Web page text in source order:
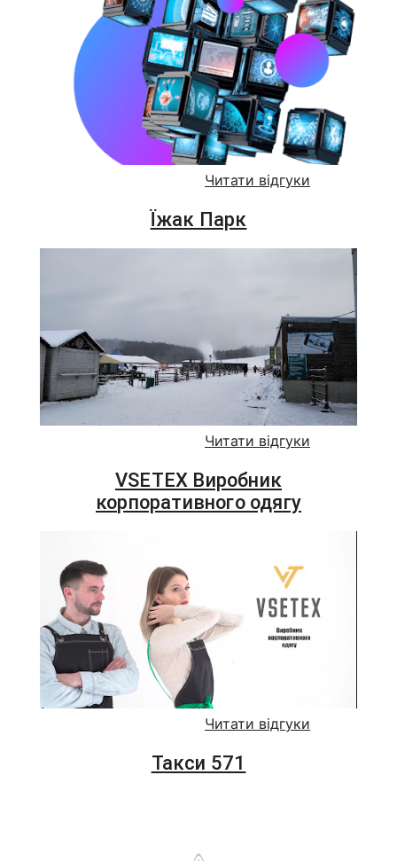
Читати відгуки
Їжак Парк
Читати відгуки
VSETEX Виробник
корпоративного одягу
Читати відгуки
Такси 571